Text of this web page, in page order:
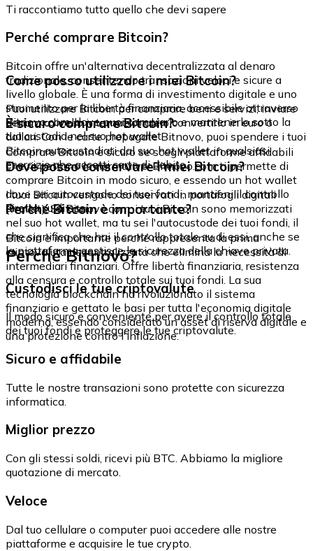
Ti raccontiamo tutto quello che devi sapere
Perché comprare Bitcoin?
Bitcoin offre un'alternativa decentralizzata al denaro
tradizionale, consentendo transazioni veloci e sicure a
livello globale. È una forma di investimento digitale e uno
strumento per la libertà finanziaria, accessibile attraverso
Bitnovo.com, dove puoi comprarlo e mantenerlo sotto la
tua custodia nel suo hot wallet.
Come posso utilizzare i miei Bitcoin?
Puoi utilizzare Bitcoin per comprare beni e servizi, inviare
denaro a livello internazionale o convertirlo in euro o
dollari. Con le carte prepagate Bitnovo, puoi spendere i tuoi
Bitcoin autocustodiati dal suo hot wallet in qualsiasi
esercizio che accetti carte di debito.
È sicuro comprare Bitcoin?
Comprare Bitcoin è sicuro se scegli piattaforme affidabili
che rispettano le normative. Bitnovo.com ti permette di
comprare Bitcoin in modo sicuro, e essendo un hot wallet
dove sei autocustode dei tuoi fondi, mantieni il controllo
diretto su di essi.
Dove posso conservare i miei Bitcoin?
I tuoi Bitcoin vengono conservati in portafogli digitali
(wallet). Su Bitnovo.com, i tuoi Bitcoin sono memorizzati
nel suo hot wallet, ma tu sei l'autocustode dei tuoi fondi, il
che significa che hai il controllo totale su di essi, anche se
la piattaforma gestisce la sicurezza della chiave privata.
Perché Bitcoin è importante?
Bitcoin è importante perché rappresenta la prima
criptovaluta decentralizzata che elimina la necessità di
intermediari finanziari. Offre libertà finanziaria, resistenza
alla censura e controllo totale sui tuoi fondi. La sua
tecnologia blockchain ha rivoluzionato il sistema
finanziario e gettato le basi per tutta l'economia digitale
moderna, essendo considerato un asset di riserva digitale e
una protezione contro l'inflazione.
Perché Bitnovo?
Custodisci le tue criptovalute
Il modo sicuro e conveniente per avere il controllo totale
dei tuoi fondi e proteggere le tue criptovalute.
Sicuro e affidabile
Tutte le nostre transazioni sono protette con sicurezza
informatica.
Miglior prezzo
Con gli stessi soldi, ricevi più BTC. Abbiamo la migliore
quotazione di mercato.
Veloce
Dal tuo cellulare o computer puoi accedere alle nostre
piattaforme e acquisire le tue crypto.